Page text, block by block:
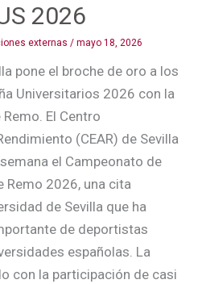
2026
externas /mayo 18, 2026
pone el broche de oro a los
Universitarios 2026 con la
El Centro
(CEAR) de Sevilla
el Campeonato de
Remo 2026, una cita
de Sevilla que ha
de deportistas
españolas. La
con la participación de casi